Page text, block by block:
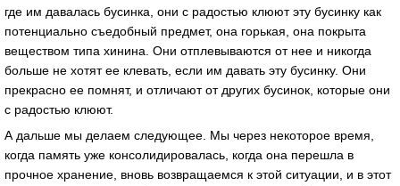
где им давалась бусинка, они с радостью клюют эту бусинку как
потенциально съедобный предмет, она горькая, она покрыта
веществом типа хинина. Они отплевываются от нее и никогда
больше не хотят ее клевать, если им давать эту бусинку. Они
прекрасно ее помнят, и отличают от других бусинок, которые они
с радостью клюют.
А дальше мы делаем следующее. Мы через некоторое время,
когда память уже консолидировалась, когда она перешла в
прочное хранение, вновь возвращаемся к этой ситуации, и в этот